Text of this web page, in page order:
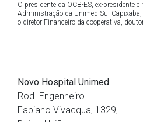
O presidente da OCB-ES, ex-presidente
Administração da Unimed Sul
o diretor Financeiro da cooperativa,
Novo Hospital Unimed
Rod. Engenheiro
Fabiano Vivacqua, 1329,